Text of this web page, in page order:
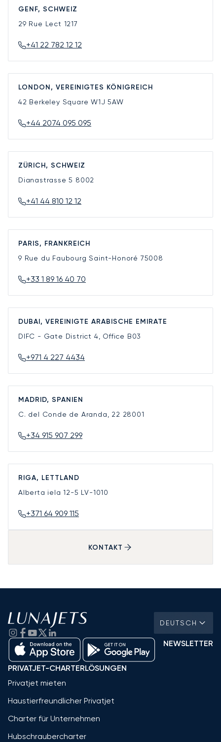
GENF, SCHWEIZ
29 Rue Lect 1217
+41 22 782 12 12
LONDON, VEREINIGTES KÖNIGREICH
42 Berkeley SquareW1J 5AW
+44 2074 095 095
ZÜRICH, SCHWEIZ
Dianastrasse 5 8002
+41 44 810 12 12
PARIS, FRANKREICH
9 Rue du Faubourg Saint-Honoré 75008
+33 1 89 16 40 70
DUBAI, VEREINIGTE ARABISCHE EMIRATE
DIFC - Gate District 4, Office B03
+971 4 227 4434
MADRID, SPANIEN
C. del Conde de Aranda, 22 28001
+34 915 907 299
RIGA, LETTLAND
Alberta iela 12-5 LV-1010
+371 64 909 115
KONTAKT
DEUTSCH
NEWSLETTER
PRIVATJET-CHARTERLÖSUNGEN
Privatjet mieten
Haustierfreundlicher Privatjet
Charter für Unternehmen
Hubschraubercharter